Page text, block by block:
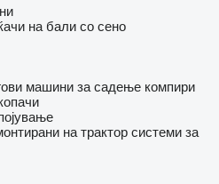
на бали со сено
машини за садење компири
на трактор системи за